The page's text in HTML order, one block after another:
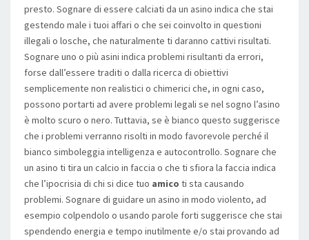
presto. Sognare di essere calciati da un asino indica che stai
gestendo male i tuoi affari o che sei coinvolto in questioni
illegali o losche, che naturalmente ti daranno cattivi risultati.
Sognare uno o più asini indica problemi risultanti da errori,
forse dall’essere traditi o dalla ricerca di obiettivi
semplicemente non realistici o chimerici che, in ogni caso,
possono portarti ad avere problemi legali se nel sogno l’asino
è molto scuro o nero. Tuttavia, se è bianco questo suggerisce
che i problemi verranno risolti in modo favorevole perché il
bianco simboleggia intelligenza e autocontrollo. Sognare che
un asino ti tira un calcio in faccia o che ti sfiora la faccia indica
che l’ipocrisia di chi si dice tuo amico ti sta causando
problemi. Sognare di guidare un asino in modo violento, ad
esempio colpendolo o usando parole forti suggerisce che stai
spendendo energia e tempo inutilmente e/o stai provando ad